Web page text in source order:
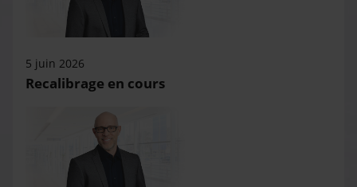
5 juin 2026
Recalibrage en cours